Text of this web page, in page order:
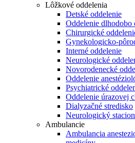
Lôžkové oddelenia
Detské oddelenie
Oddelenie dlhodobo
Chirurgické
Gynekologicko-
Interné oddelenie
Neurologické
Novorodenecké
Oddelenie
Psychiatrické
Oddelenie úrazovej
Dialyzačné stredisko
Neurologický
Ambulancie
Ambulancia